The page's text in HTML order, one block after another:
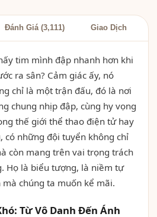
Đánh Giá (3,111) Giao Dịch
tim mình đập nhanh hơn khi
ra sân? Cảm giác ấy, nó
chỉ là một trận đấu, đó là nơi
chung nhịp đập, cùng hy vọng
thế giới thể thao điện tử hay
có những đội tuyển không chỉ
còn mang trên vai trọng trách
Họ là biểu tượng, là niềm tự
mà chúng ta muốn kể mãi.
Từ Vô Danh Đến Ánh